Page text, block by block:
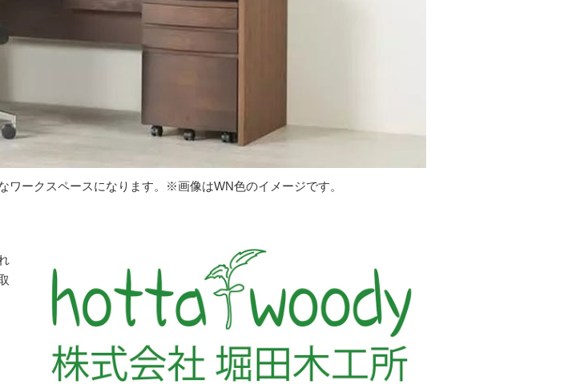
ークスペースになります。※画像はWN色のイメージです。